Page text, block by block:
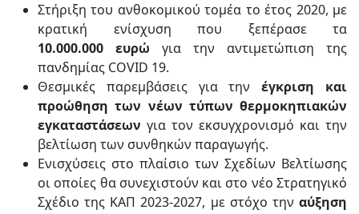
Στήριξη του ανθοκομικού τομέα το έτος 2020, με
κρατική ενίσχυση που ξεπέρασε τα
10.000.000
ευρώ για την αντιμετώπιση της
πανδημίας COVID 19.
Θεσμικές παρεμβάσεις για τηνέγκριση και
προώθηση των νέων τύπων θερμοκηπιακών
εγκαταστάσεων για τον εκσυγχρονισμό και την
βελτίωση των συνθηκών παραγωγής.
Ενισχύσεις στο πλαίσιο των Σχεδίων Βελτίωσης
οι οποίες θα συνεχιστούν και στο νέο Στρατηγικό
Σχέδιο της ΚΑΠ 2023-2027, με στόχο την αύξηση